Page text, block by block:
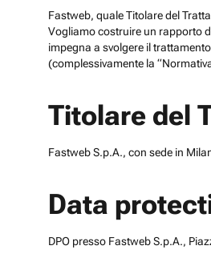
Fastweb, quale Titolare del
Vogliamo costruire un rapporto
impegna a svolgere il
(complessivamente la
Titolare del
Fastweb S.p.A., con sede in
Data
DPO presso Fastweb S.p.A.,